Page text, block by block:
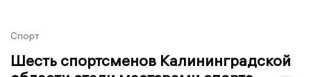
Спорт
Шесть спортсменов Калининградской